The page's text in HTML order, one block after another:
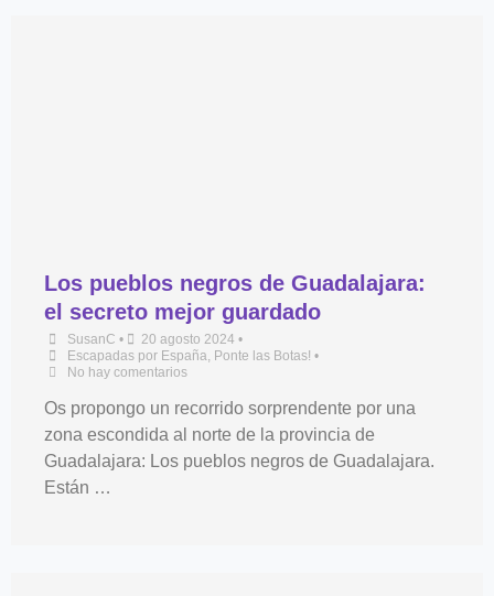
Los pueblos negros de Guadalajara:
el secreto mejor guardado
SusanC • 20 agosto 2024 •
Escapadas por España, Ponte las Botas! •
No hay comentarios
Os propongo un recorrido sorprendente por una
zona escondida al norte de la provincia de
Guadalajara: Los pueblos negros de Guadalajara.
Están …